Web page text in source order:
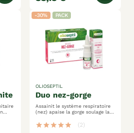
-30% PACK
duo nez-gorge
OLIOSEPTIL
Assainit le système respiratoire
(nez) apaise la gorge soulage la
star star star star star (2)